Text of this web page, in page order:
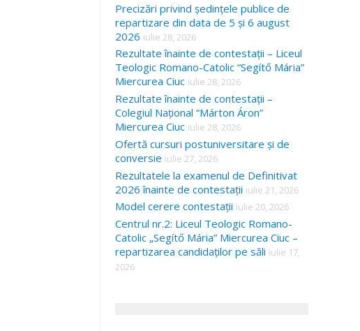
Precizări privind ședințele publice de
repartizare din data de 5 și 6 august
2026 iulie 28, 2026
Rezultate înainte de contestații – Liceul
Teologic Romano-Catolic “Segítő Mária”
Miercurea Ciuc iulie 28, 2026
Rezultate înainte de contestații –
Colegiul Național “Márton Áron”
Miercurea Ciuc iulie 28, 2026
Ofertă cursuri postuniversitare și de
conversie iulie 27, 2026
Rezultatele la examenul de Definitivat
2026 înainte de contestații iulie 21, 2026
Model cerere contestații iulie 20, 2026
Centrul nr.2: Liceul Teologic Romano-
Catolic „Segítő Mária” Miercurea Ciuc –
repartizarea candidaților pe săli iulie 17,
2026